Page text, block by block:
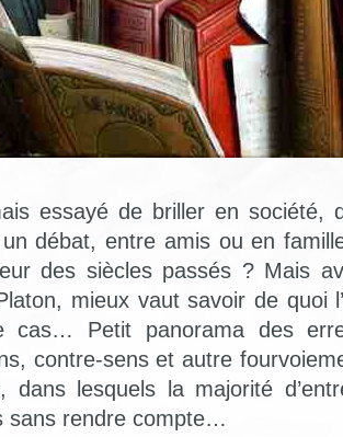
essayé de briller en société,
débat, entre amis ou en
des siècles passés ? Mais
mieux vaut savoir de quoi
cas… Petit panorama des
contre-sens et autre
dans lesquels la majorité
sans rendre compte…